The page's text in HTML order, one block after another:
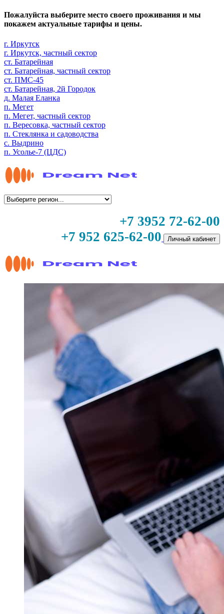
Пожалуйста выберите место своего проживания и мы
покажем актуальные тарифы и цены.
г. Иркутск
г. Иркутск, частный сектор
ст. Батарейная
ст. Батарейная, частный сектор
ст. ПМС-45
ст. Батарейная, 2й Городок
д. Малая Еланка
п. Мегет
п. Мегет, частный сектор
п. Вересовка, частный сектор
п. Стеклянка и садоводства
с. Выдрино
п. Усолье-7 (ЦДС)
+7 3952 72-62-00
+7 952 625-62-00
Личный кабинет